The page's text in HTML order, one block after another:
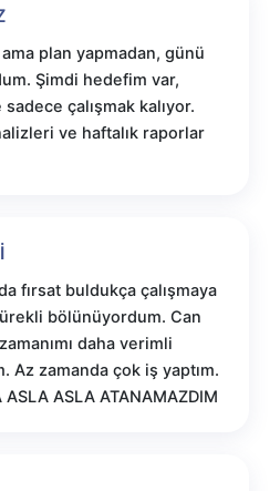
plan yapmadan, günü
Şimdi hedefim var,
çalışmak kalıyor.
ve haftalık raporlar
fırsat buldukça çalışmaya
bölünüyordum. Can
daha verimli
Az zamanda çok iş yaptım.
ASLA ATANAMAZDIM